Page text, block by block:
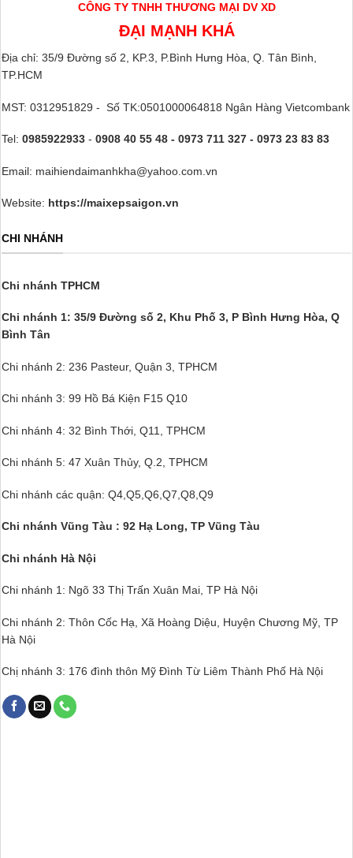
CÔNG TY TNHH THƯƠNG MẠI DV XD
ĐẠI MẠNH KHÁ
Địa chỉ: 35/9 Đường số 2, KP.3, P.Bình Hưng Hòa, Q. Tân Bình,
TP.HCM
MST: 0312951829 - Số TK:0501000064818 Ngân Hàng Vietcombank
Tel: 0985922933 - 0908 40 55 48 - 0973 711 327 - 0973 23 83 83
Email: maihiendaimanhkha@yahoo.com.vn
Website: https://maixepsaigon.vn
CHI NHÁNH
Chi nhánh TPHCM
Chi nhánh 1: 35/9 Đường số 2, Khu Phố 3, P Bình Hưng Hòa, Q
Bình Tân
Chi nhánh 2: 236 Pasteur, Quận 3, TPHCM
Chi nhánh 3: 99 Hồ Bá Kiện F15 Q10
Chi nhánh 4: 32 Bình Thới, Q11, TPHCM
Chi nhánh 5: 47 Xuân Thủy, Q.2, TPHCM
Chi nhánh các quận: Q4,Q5,Q6,Q7,Q8,Q9
Chi nhánh Vũng Tàu : 92 Hạ Long, TP Vũng Tàu
Chi nhánh Hà Nội
Chi nhánh 1: Ngõ 33 Thị Trấn Xuân Mai, TP Hà Nội
Chi nhánh 2: Thôn Cốc Hạ, Xã Hoàng Diệu, Huyện Chương Mỹ, TP
Hà Nội
Chị nhánh 3: 176 đình thôn Mỹ Đình Từ Liêm Thành Phố Hà Nội